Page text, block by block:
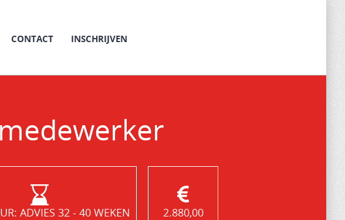
CONTACT INSCHRIJVEN
ADVIES 32 - 40 WEKEN 2.880,00